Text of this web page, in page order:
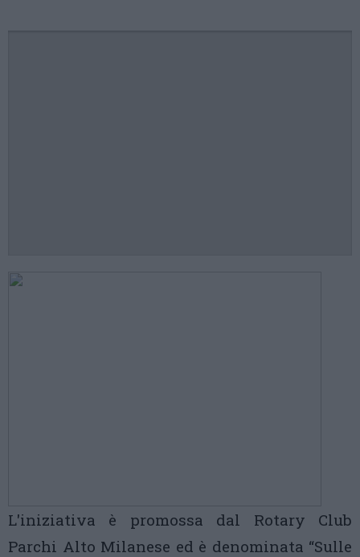
L'iniziativa è promossa dal Rotary Club
Parchi Alto Milanese ed è denominata “Sulle